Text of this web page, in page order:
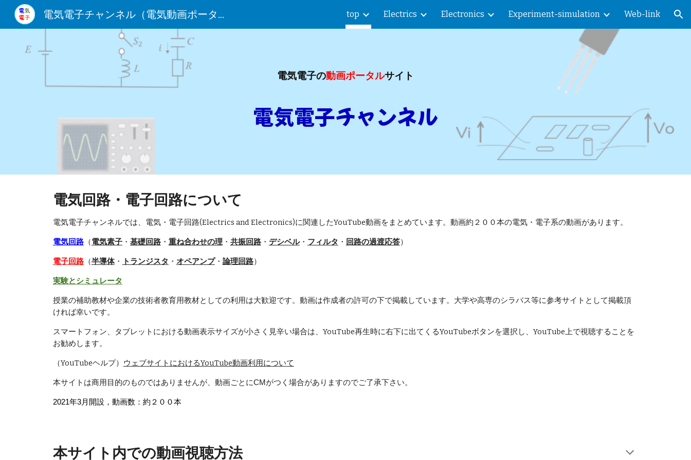
Skip to main content Skip to navigation
電気電子チャンネル（電気動画ポータルサイト） top Electrics Electronics Experiment-simulation Web-link
電気電子の動画ポータルサイト
電気電子チャンネル
電気回路・電子回路について
電気電子チャンネルでは、電気・電子回路(Electrics and Electronics)に関連したYouTube動画をまとめています。動画約２００本の電気・電子系の動画があります。
電気回路（電気素子・ 基礎回路・ 重ね合わせの理 ・ 共振回路・ デシベル・ フィルタ ・ 回路の過渡応答）
電子回路（半導体・ トランジスタ ・ オペアンプ・ 論理回路）
実験とシミュレータ
授業の補助教材や企業の技術者教育用教材としての利用は大歓迎です。動画は作成者の許可の下で掲載しています。大学や高専のシラバス等に参考サイトとして掲載頂
ければ幸いです。
スマートフォン、タブレットにおける動画表示サイズが小さく見辛い場合は、YouTube再生時に右下に出てくるYouTubeボタンを選択し、YouTube上で視聴することを
お勧めします。
（YouTubeヘルプ） ウェブサイトにおけるYouTube動画利用について
本サイトは商用目的のものではありませんが、動画ごとにCMがつく場合がありますのでご了承下さい。
2021年3月開設，動画数：約２００本
本サイト内での動画視聴方法